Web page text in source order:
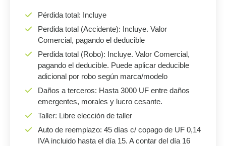
Pérdida total: Incluye
Perdida total (Accidente): Incluye. Valor
Comercial, pagando el deducible
Perdida total (Robo): Incluye. Valor Comercial,
pagando el deducible. Puede aplicar deducible
adicional por robo según marca/modelo
Daños a terceros: Hasta 3000 UF entre daños
emergentes, morales y lucro cesante.
Taller: Libre elección de taller
Auto de reemplazo: 45 días c/ copago de UF 0,14
IVA incluido hasta el día 15. A contar del día 16